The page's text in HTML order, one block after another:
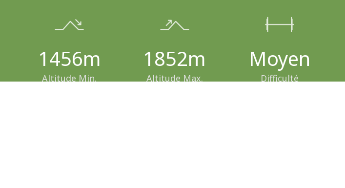
1456m
Altitude Min.
1852m
Altitude Max.
Moyen
Difficulté